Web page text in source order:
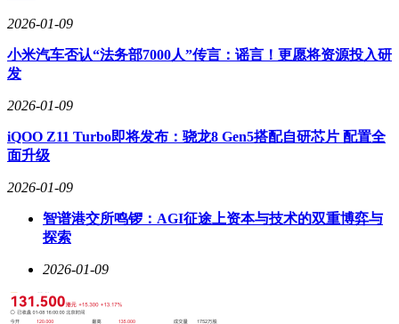
2026-01-09
小米汽车否认“法务部7000人”传言：谣言！更愿将资源投入研
发
2026-01-09
iQOO Z11 Turbo即将发布：骁龙8 Gen5搭配自研芯片 配置全
面升级
2026-01-09
智谱港交所鸣锣：AGI征途上资本与技术的双重博弈与
探索
2026-01-09